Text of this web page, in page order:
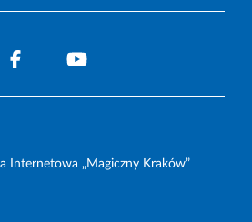
Internetowa „Magiczny Kraków”